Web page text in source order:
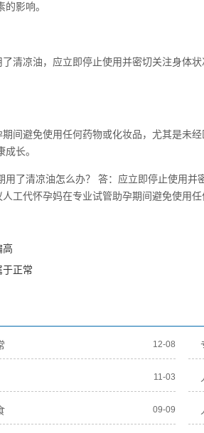
影响。
清凉油，应立即停止使用并密切关注身体
间避免使用任何药物或化妆品，尤其是未
长。
用了清凉油怎么办？ 答：应立即停止使用
工代怀孕妈在专业试管助孕期间避免使用
高
正常
12-08
11-03
09-09